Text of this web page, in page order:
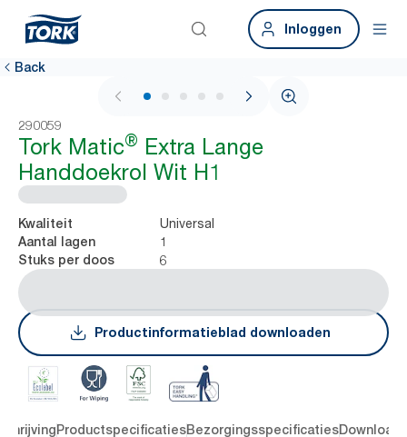
Inloggen
Back
1 / 7
290059
Tork Matic® Extra Lange
Handdoekrol Wit H1
Kwaliteit Universal
Aantal lagen 1
Stuks per doos 6
Productinformatieblad downloaden
ProductspecificatiesBezorgingsspecificaties